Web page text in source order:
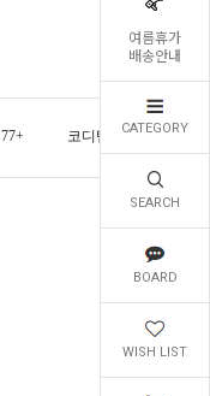
여름휴가
배송안내
CATEGORY
SEARCH
BOARD
WISH LIST
77+ 코디템 오늘발송